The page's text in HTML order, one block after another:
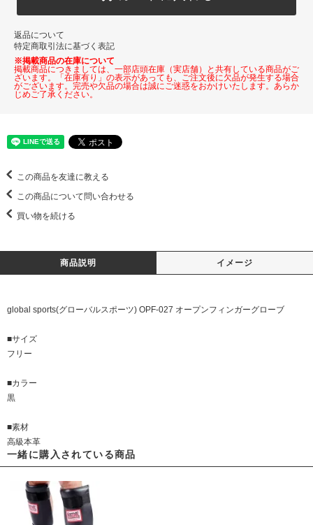
返品について
特定商取引法に基づく表記
※掲載商品の在庫について
掲載商品につきましては、一部店頭在庫（実店舗）と共有している商品がご
ざいます。「在庫有り」の表示があっても、ご注文後に欠品が発生する場合
がございます。完売や欠品の場合は誠にご迷惑をおかけいたします。あらか
じめご了承ください。
この商品を友達に教える
この商品について問い合わせる
買い物を続ける
商品説明 イメージ
global sports(グローバルスポーツ) OPF-027 オープンフィンガーグローブ
■サイズ
フリー
■カラー
黒
■素材
高級本革
一緒に購入されている商品